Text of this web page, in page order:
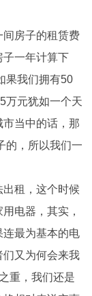
房子的租赁费
子一年计算下
果我们拥有50
万元犹如一个天
当中的话，那
的，所以我们一
租，这个时候
电器，其实，
最为基本的电
们又为何会来我
重，我们还是